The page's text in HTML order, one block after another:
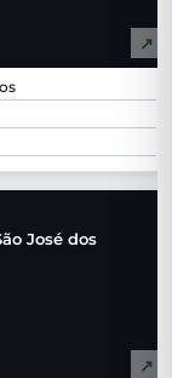
↗
José dos
↗